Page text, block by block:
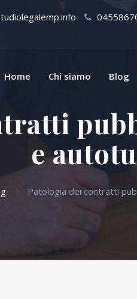
Home Chi siamo Blog
e
Patologia dei contratti